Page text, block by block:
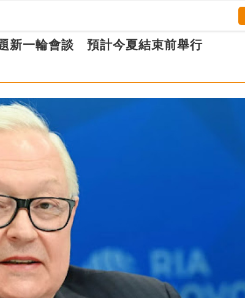
新一輪會談 預計今夏結束前舉行